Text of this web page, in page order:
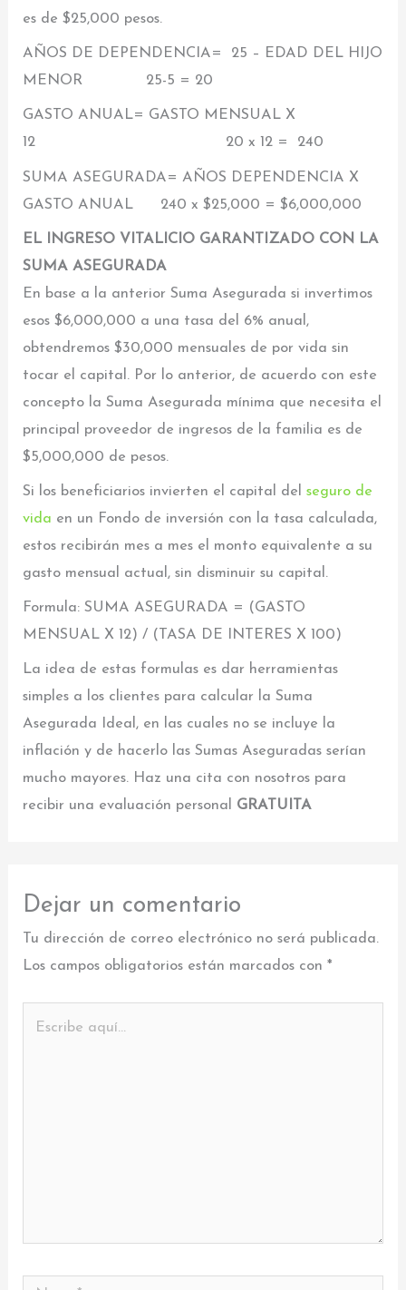
es de $25,000 pesos.
AÑOS DE DEPENDENCIA= 25 – EDAD DEL HIJO
MENOR 25-5 = 20
GASTO ANUAL= GASTO MENSUAL X
12 20 x 12 = 240
SUMA ASEGURADA= AÑOS DEPENDENCIA X
GASTO ANUAL 240 x $25,000 = $6,000,000
EL INGRESO VITALICIO GARANTIZADO CON LA
SUMA ASEGURADA
En base a la anterior Suma Asegurada si invertimos
esos $6,000,000 a una tasa del 6% anual,
obtendremos $30,000 mensuales de por vida sin
tocar el capital. Por lo anterior, de acuerdo con este
concepto la Suma Asegurada mínima que necesita el
principal proveedor de ingresos de la familia es de
$5,000,000 de pesos.
Si los beneficiarios invierten el capital delseguro de
vida en un Fondo de inversión con la tasa calculada,
estos recibirán mes a mes el monto equivalente a su
gasto mensual actual, sin disminuir su capital.
Formula: SUMA ASEGURADA = (GASTO
MENSUAL X 12) / (TASA DE INTERES X 100)
La idea de estas formulas es dar herramientas
simples a los clientes para calcular la Suma
Asegurada Ideal, en las cuales no se incluye la
inflación y de hacerlo las Sumas Aseguradas serían
mucho mayores. Haz una cita con nosotros para
recibir una evaluación personal GRATUITA
Dejar un comentario
Tu dirección de correo electrónico no será publicada.
Los campos obligatorios están marcados con*